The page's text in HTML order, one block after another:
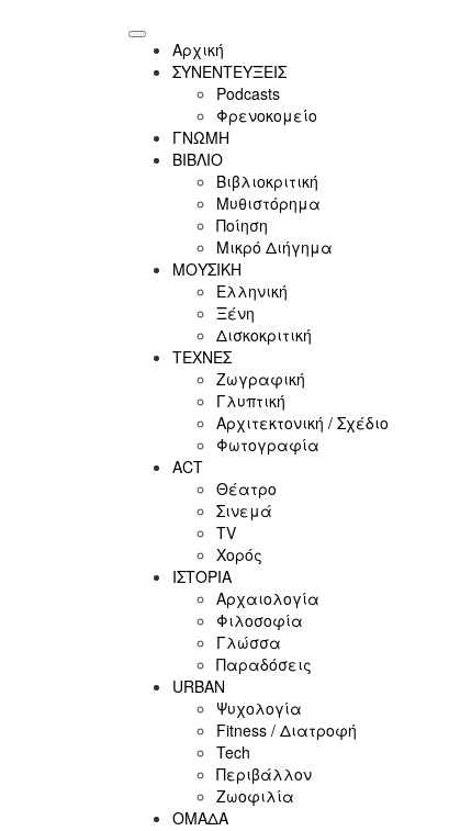
Αρχική
ΣΥΝΕΝΤΕΥΞΕΙΣ
Podcasts
Φρενοκομείο
ΓΝΩΜΗ
ΒΙΒΛΙΟ
Βιβλιοκριτική
Μυθιστόρημα
Ποίηση
Μικρό Διήγημα
ΜΟΥΣΙΚΗ
Ελληνική
Ξένη
Δισκοκριτική
ΤΕΧΝΕΣ
Ζωγραφική
Γλυπτική
Αρχιτεκτονική / Σχέδιο
Φωτογραφία
ACT
Θέατρο
Σινεμά
ΤV
Χορός
ΙΣΤΟΡΙΑ
Αρχαιολογία
Φιλοσοφία
Γλώσσα
Παραδόσεις
URBAN
Ψυχολογία
Fitness / Διατροφή
Tech
Περιβάλλον
Ζωοφιλία
ΟΜΑΔΑ